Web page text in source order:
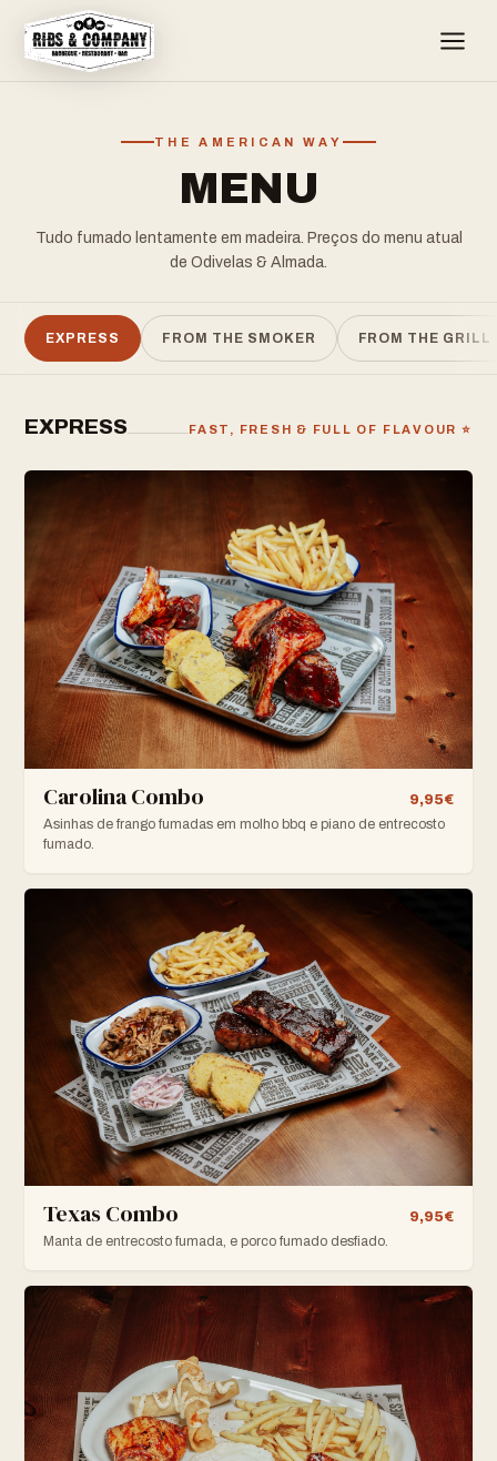
THE AMERICAN WAY
MENU
Tudo fumado lentamente em madeira. Preços do menu atual
de Odivelas & Almada.
EXPRESS FROM THE SMOKER FROM THE GRILL
EXPRESS FAST, FRESH & FULL OF FLAVOUR ⭐
Carolina Combo
9,95€
Asinhas de frango fumadas em molho bbq e piano de entrecosto
fumado.
Texas Combo
9,95€
Manta de entrecosto fumada, e porco fumado desfiado.